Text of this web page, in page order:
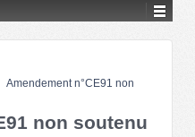
Amendement n°CE91 non
non soutenu